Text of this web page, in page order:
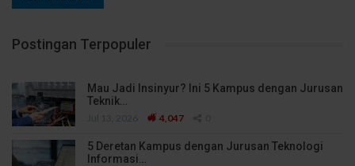
Postingan Terpopuler
Mau Jadi Insinyur? Ini 5 Kampus dengan Jurusan
Teknik…
4,047
5 Deretan Kampus dengan Jurusan Teknologi
Informasi…